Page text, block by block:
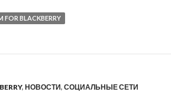
FOR BLACKBERRY
, НОВОСТИ, СОЦИАЛЬНЫЕ СЕТИ